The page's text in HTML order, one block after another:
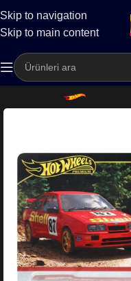
Skip to navigation
Skip to main content